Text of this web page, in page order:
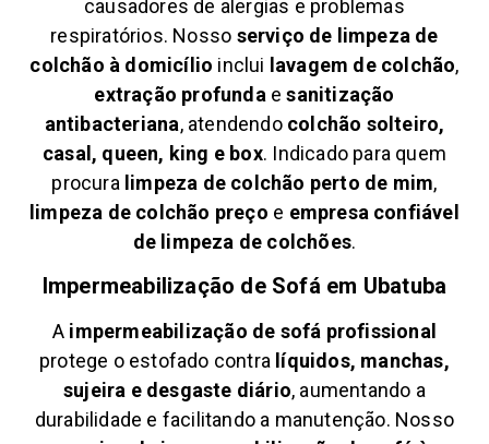
causadores de alergias e problemas
respiratórios. Nosso serviço de limpeza de
colchão à domicílio inclui lavagem de colchão,
extração profunda esanitização
antibacteriana, atendendo colchão solteiro,
casal, queen, king e box. Indicado para quem
procura limpeza de colchão perto de mim,
limpeza de colchão preço e empresa confiável
de limpeza de colchões.
Impermeabilização de Sofá em Ubatuba
A impermeabilização de sofá profissional
protege o estofado contra líquidos, manchas,
sujeira e desgaste diário, aumentando a
durabilidade e facilitando a manutenção. Nosso